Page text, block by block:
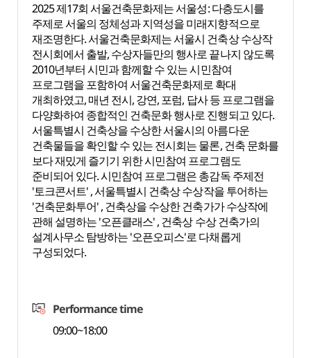
2025 제17회 서울건축문화제는 서울성: 다층도시를
주제로 서울의 정체성과 지역성을 미래지향적으로
재조명한다. 서울건축문화제는 서울시 건축상 수상작
전시회에서 출발, 수상자들만의 행사로 끝나지 않도록
2010년부터 시민과 함께할 수 있는 시민참여
프로그램을 포함하여 서울건축문화제로 확대
개최하였고, 매년 전시, 강연, 포럼, 답사 등 프로그램을
다양화하여 종합적인 건축문화 행사로 진행되고 있다.
서울특별시 건축상을 수상한 서울시의 아름다운
건축물들을 확인할 수 있는 전시회는 물론, 건축 문화를
보다 재밌게 즐기기 위한 시민참여 프로그램도
준비되어 있다. 시민참여 프로그램은 총감독 주제전
'토크콘서트' , 서울특별시 건축상 수상작을 투어하는
'건축문화투어' , 건축상을 수상한 건축가가 수상작에
관해 설명하는 '오픈클래스' , 건축상 수상 건축가의
설계사무소 탐방하는 '오픈오피스'로 다채롭게
구성되었다.
Performance time
09:00~18:00